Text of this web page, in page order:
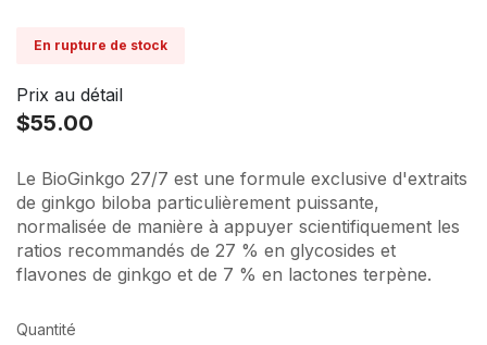
En rupture de stock
Prix au détail
$55.00
Le BioGinkgo 27/7 est une formule exclusive d'extraits
de ginkgo biloba particulièrement puissante,
normalisée de manière à appuyer scientifiquement les
ratios recommandés de 27 % en glycosides et
flavones de ginkgo et de 7 % en lactones terpène.
Quantité